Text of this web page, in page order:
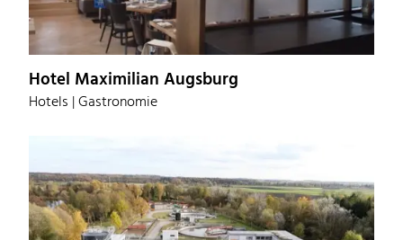
Hotel Maximilian Augsburg
Hotels | Gastronomie